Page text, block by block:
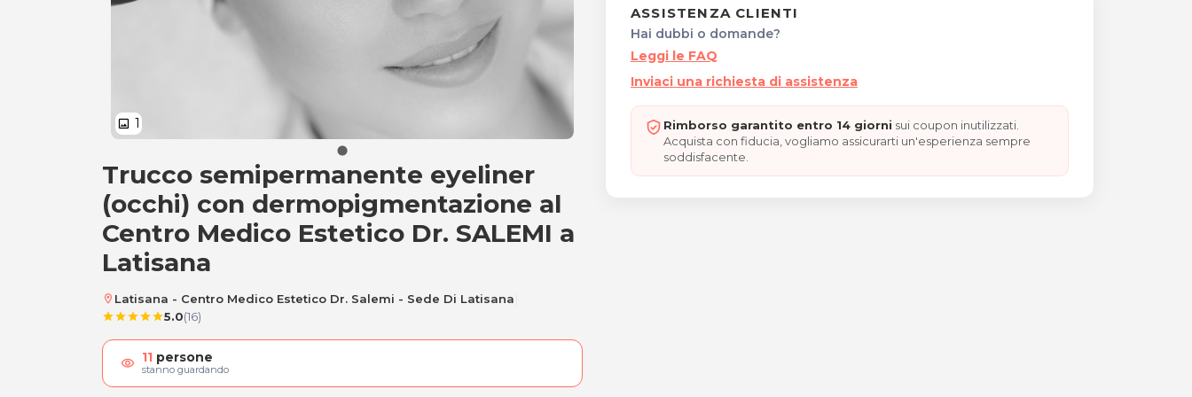
image 1
Trucco semipermanente eyeliner con dermopigmentazione
Trucco semipermanente eyeliner
(occhi) con dermopigmentazione al
Centro Medico Estetico Dr. SALEMI a
Latisana
location_on Latisana - Centro Medico Estetico Dr. Salemi - Sede Di Latisana
starstarstarstarstar5.0(16)
visibility 11 persone
stanno guardando
ASSISTENZA CLIENTI
Hai dubbi o domande?
Leggi le FAQ
Inviaci una richiesta di assistenza
Rimborso garantito entro 14 giorni sui coupon inutilizzati.
Acquista con fiducia, vogliamo assicurarti un'esperienza sempre
soddisfacente.